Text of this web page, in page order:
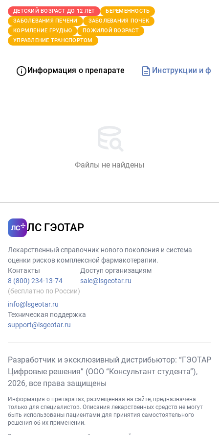
ДЕТСКИЙ ВОЗРАСТ ДО 12 ЛЕТ
БЕРЕМЕННОСТЬ
ЗАБОЛЕВАНИЯ ПЕЧЕНИ
ЗАБОЛЕВАНИЯ ПОЧЕК
КОРМЛЕНИЕ ГРУДЬЮ
ПОЖИЛОЙ ВОЗРАСТ
УПРАВЛЕНИЕ ТРАНСПОРТОМ
Информация о препарате Инструкции и
Файлы не найдены
ЛС ГЭОТАР
Лекарственный справочник нового поколения и система
оценки рисков комплексной фармакотерапии.
Контакты
8 (800) 234-13-74
(бесплатно по России)
info@lsgeotar.ru
Доступ организациям
sale@lsgeotar.ru
Техническая поддержка
support@lsgeotar.ru
Разработчик и эксклюзивный дистрибьютор: “ГЭОТАР
Цифровые решения” (ООО “Консультант студента”),
2026, все права защищены
Информация о препаратах, размещенная на сайте, предназначена
только для специалистов. Описания лекарственных средств не могут
быть использованы пациентами для принятия самостоятельного
решения об их применении.